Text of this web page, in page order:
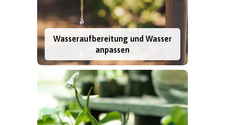
Wasseraufbereitung und Wasser
anpassen